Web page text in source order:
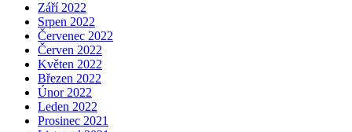
Září 2022
Srpen 2022
Červenec 2022
Červen 2022
Květen 2022
Březen 2022
Únor 2022
Leden 2022
Prosinec 2021